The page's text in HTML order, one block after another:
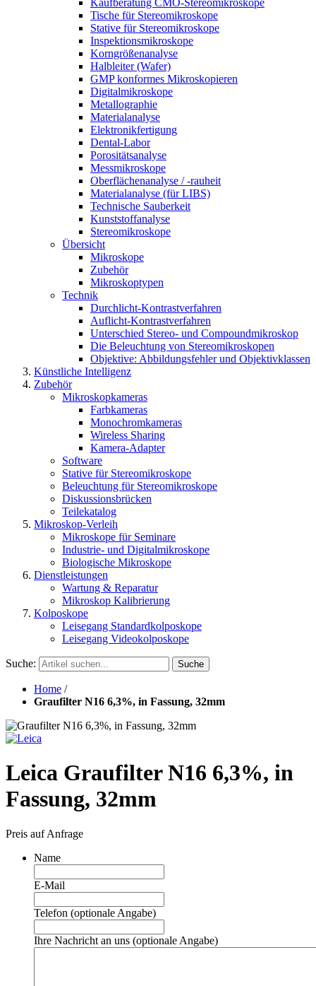
Kaufberatung CMO-Stereomikroskope
Tische für Stereomikroskope
Stative für Stereomikroskope
Inspektionsmikroskope
Korngrößenanalyse
Halbleiter (Wafer)
GMP konformes Mikroskopieren
Digitalmikroskope
Metallographie
Materialanalyse
Elektronikfertigung
Dental-Labor
Porositätsanalyse
Messmikroskope
Oberflächenanalyse / -rauheit
Materialanalyse (für LIBS)
Technische Sauberkeit
Kunststoffanalyse
Stereomikroskope
Übersicht
Mikroskope
Zubehör
Mikroskoptypen
Technik
Durchlicht-Kontrastverfahren
Auflicht-Kontrastverfahren
Unterschied Stereo- und Compoundmikroskop
Die Beleuchtung von Stereomikroskopen
Objektive: Abbildungsfehler und Objektivklassen
Künstliche Intelligenz
Zubehör
Mikroskopkameras
Farbkameras
Monochromkameras
Wireless Sharing
Kamera-Adapter
Software
Stative für Stereomikroskope
Beleuchtung für Stereomikroskope
Diskussionsbrücken
Teilekatalog
Mikroskop-Verleih
Mikroskope für Seminare
Industrie- und Digitalmikroskope
Biologische Mikroskope
Dienstleistungen
Wartung & Reparatur
Mikroskop Kalibrierung
Kolposkope
Leisegang Standardkolposkope
Leisegang Videokolposkope
Suche: Suche
Home /
Graufilter N16 6,3%, in Fassung, 32mm
Leica Graufilter N16 6,3%, in
Fassung, 32mm
Preis auf Anfrage
Name
E-Mail
Telefon (optionale Angabe)
Ihre Nachricht an uns (optionale Angabe)